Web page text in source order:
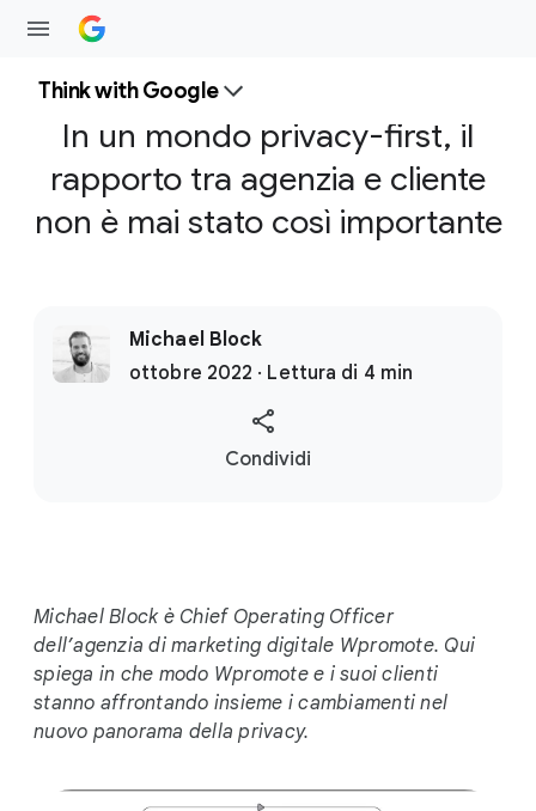
Think with Google
In un mondo privacy-first, il
rapporto tra agenzia e cliente
non è mai stato così importante
Michael Block
ottobre 2022 · Lettura di 4 min
S
l
M
o
d
Condividi
Michael Block è Chief Operating Officer
dell’agenzia di marketing digitale Wpromote. Qui
spiega in che modo Wpromote e i suoi clienti
stanno affrontando insieme i cambiamenti nel
nuovo panorama della privacy.